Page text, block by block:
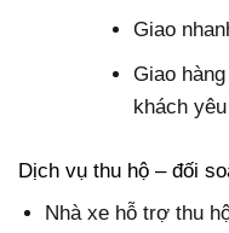
Giao
Giao
khách
Dịch vụ thu hộ – đối
Nhà xe hỗ trợ thu